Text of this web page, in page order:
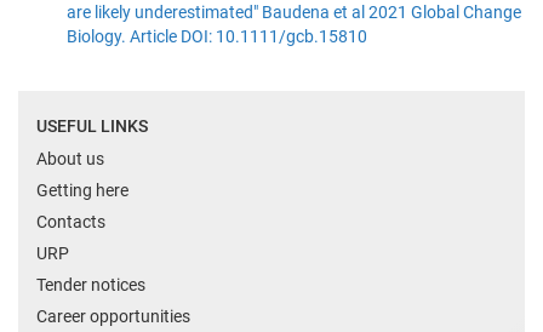
are likely underestimated" Baudena et al 2021 Global Change
Biology. Article DOI: 10.1111/gcb.15810
USEFUL LINKS
About us
Getting here
Contacts
URP
Tender notices
Career opportunities